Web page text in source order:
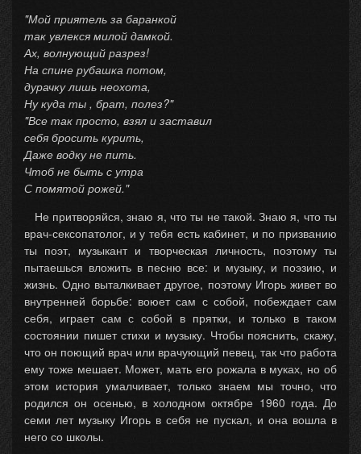
"Мой приятель за баранкой
так увлекся милой дамкой.
Ах, волнующий разрез!
На спине рубашка потом,
дурачку лишь неохота,
Ну куда ты , брат, полез?"
"Все так просто, взял и заставил
себя бросить курить,
Даже водку не пить.
Чтоб не быть с утра
С помятой рожей."
Не притворяйся, знаю я, что ты не такой. Знаю я, что ты
врач-сексопатолог, и у тебя есть кабинет, и по призванию
ты поэт, музыкант и творческая личность, поэтому ты
пытаешься вложить в песню все: и музыку, и поэзию, и
жизнь. Одно выталкивает другое, поэтому Игорь живет во
внутренней борьбе: воюет сам с собой, побеждает сам
себя, играет сам с собой в прятки, и только в таком
состоянии пишет стихи и музыку. Чтобы пояснить, скажу,
что он поющий врач или врачующий певец, так что работа
ему тоже мешает. Может, мать его рожала в муках, но об
этом история умалчивает, только знаем мы точно, что
родился он осенью, в холодном октябре 1960 года. До
семи лет музыку Игорь в себя не пускал, и она вошла в
него со школы.